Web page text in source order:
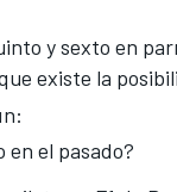
y sexto en
existe la
en el pasado?